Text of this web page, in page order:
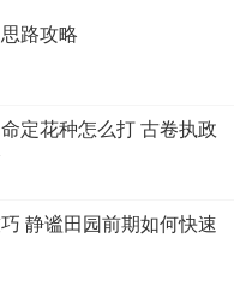
路攻略
定花种怎么打 古卷执政
静谧田园前期如何快速